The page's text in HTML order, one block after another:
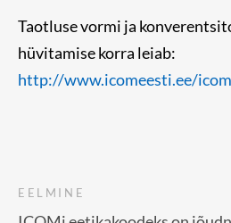
Taotluse vormi ja
hüvitamise korra leiab:
http://www.icomeesti.ee/
EELMINE